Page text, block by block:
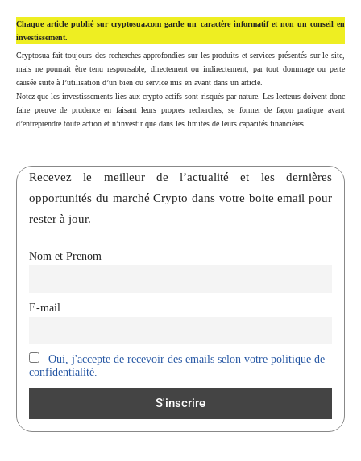
Chaque article publié sur cryptosua.com garde un caractère informatif et non un conseil en
investissement.
Cryptosua fait toujours des recherches approfondies sur les produits et services présentés sur le site,
mais ne pourrait être tenu responsable, directement ou indirectement, par tout dommage ou perte
causée suite à l’utilisation d’un bien ou service mis en avant dans un article.
Notez que les investissements liés aux crypto-actifs sont risqués par nature. Les lecteurs doivent donc
faire preuve de prudence en faisant leurs propres recherches, se former de façon pratique avant
d’entreprendre toute action et n’investir que dans les limites de leurs capacités financières.
Recevez le meilleur de l’actualité et les dernières
opportunités du marché Crypto dans votre boite email pour
rester à jour.
Nom et Prenom
E-mail
Oui, j'accepte de recevoir des emails selon votre politique de
confidentialité.